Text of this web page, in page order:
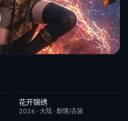
更新至第3集
花开锦绣
2026 · 大陆 · 剧情/古装